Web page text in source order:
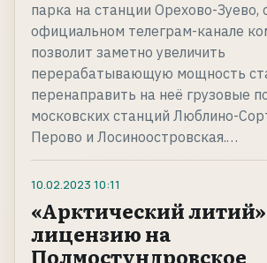
парка на станции Орехово-Зуево,
официальном телеграм-канале
позволит заметно увеличить
перерабатывающую мощность
перенаправить на неё грузовые
московских станций Люблино-
Перово и Лосиноостровская.…
10.02.2023 10:11
«Арктический
лицензию на
Полмостундровское